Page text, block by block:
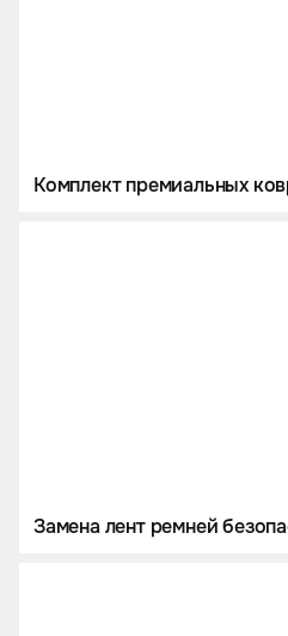
Комплект премиальных
Замена лент ремней